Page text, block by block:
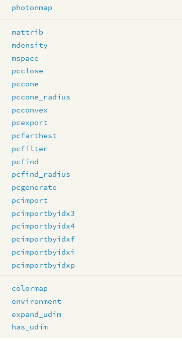
photonmap
mattrib
mdensity
mspace
pcclose
pccone
pccone_radius
pcconvex
pcexport
pcfarthest
pcfilter
pcfind
pcfind_radius
pcgenerate
pcimport
pcimportbyidx3
pcimportbyidx4
pcimportbyidxf
pcimportbyidxi
pcimportbyidxp
colormap
environment
expand_udim
has_udim